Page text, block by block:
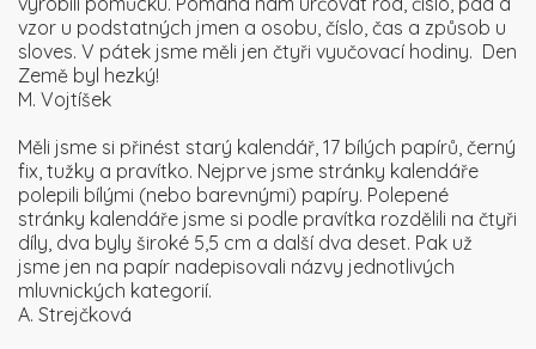
vzor u podstatných jmen a osobu, číslo, čas a způsob u
sloves. V pátek jsme měli jen čtyři vyučovací hodiny. Den
Země byl hezký!
M. Vojtíšek
Měli jsme si přinést starý kalendář, 17 bílých papírů, černý
fix, tužky a pravítko. Nejprve jsme stránky kalendáře
polepili bílými (nebo barevnými) papíry. Polepené
stránky kalendáře jsme si podle pravítka rozdělili na čtyři
díly, dva byly široké 5,5 cm a další dva deset. Pak už
jsme jen na papír nadepisovali názvy jednotlivých
mluvnických kategorií.
A. Strejčková